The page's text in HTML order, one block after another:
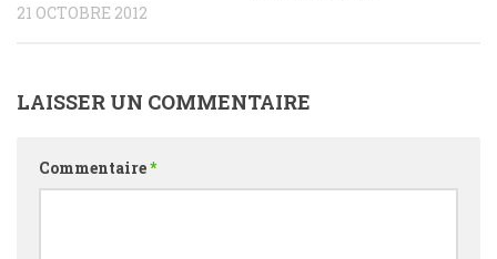
21 OCTOBRE 2012
LAISSER UN COMMENTAIRE
Commentaire*